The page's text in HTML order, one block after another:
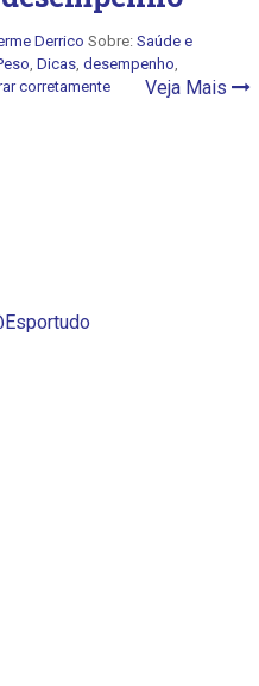
Derrico Sobre: Saúde e
Dicas desempenho
corretamente Veja Mais